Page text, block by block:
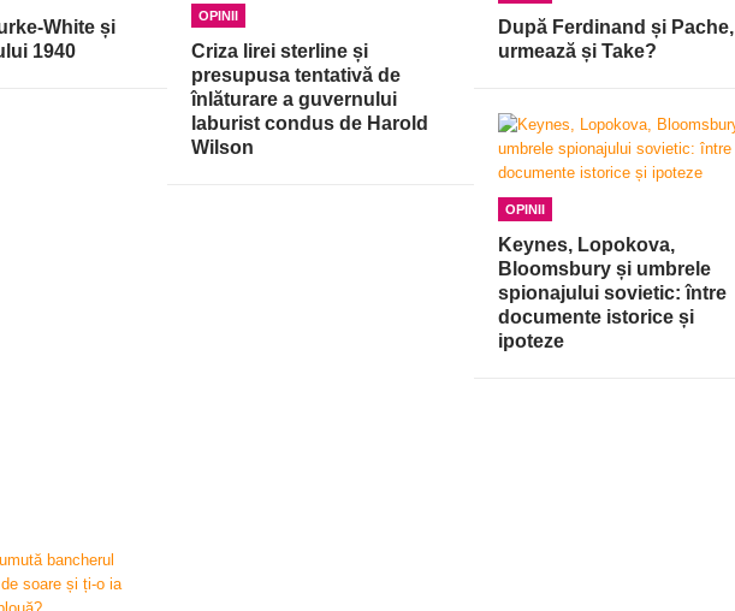
White și
1940
OPINII
Criza lirei sterline și
presupusa tentativă de
înlăturare a guvernului
laburist condus de Harold
Wilson
După Ferdinand și Pache,
urmează și Take?
OPINII
Keynes, Lopokova,
Bloomsbury și umbrele
spionajului sovietic: între
documente istorice și
ipoteze